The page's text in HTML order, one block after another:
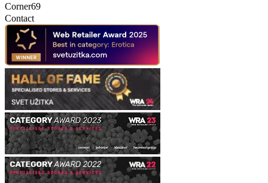
Corner69
Contact